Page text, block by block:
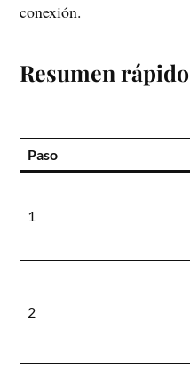
conexión.
Resumen rápido
Paso
1
2